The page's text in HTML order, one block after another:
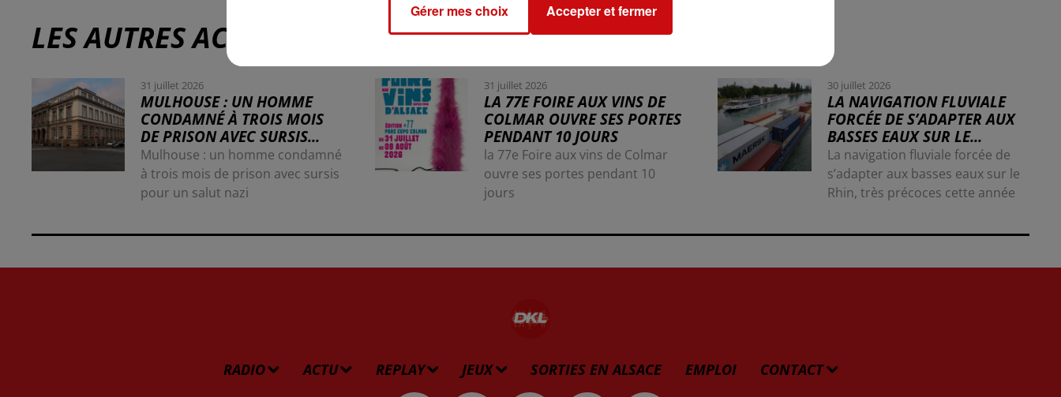
LES AUTRES ACTUALITÉS
31 juillet 2026
MULHOUSE : UN HOMME
CONDAMNÉ À TROIS MOIS
DE PRISON AVEC SURSIS...
Mulhouse : un homme condamné
à trois mois de prison avec sursis
pour un salut nazi
31 juillet 2026
LA 77E FOIRE AUX VINS DE
COLMAR OUVRE SES PORTES
PENDANT 10 JOURS
la 77e Foire aux vins de Colmar
ouvre ses portes pendant 10
jours
30 juillet 2026
LA NAVIGATION FLUVIALE
FORCÉE DE S’ADAPTER AUX
BASSES EAUX SUR LE...
La navigation fluviale forcée de
s’adapter aux basses eaux sur le
Rhin, très précoces cette année
RADIO ACTU REPLAY JEUX SORTIES EN ALSACE EMPLOI CONTACT
Gérer mes choix Accepter et fermer